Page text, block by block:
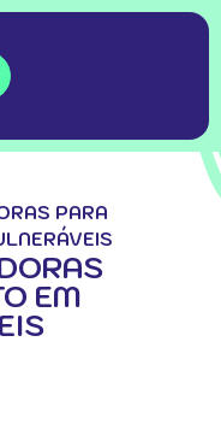
PARA
EM